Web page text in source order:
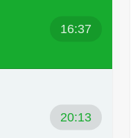
16:37
20:13